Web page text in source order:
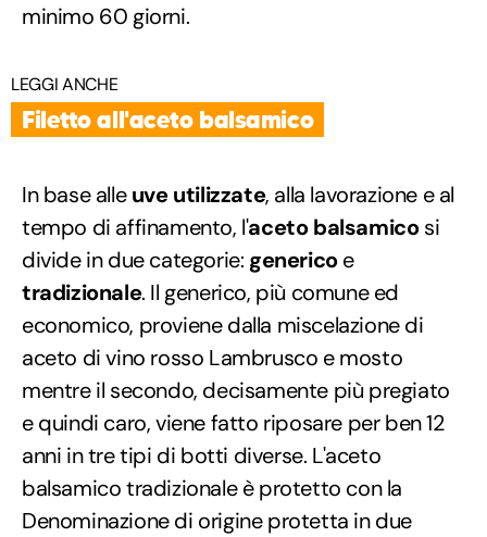
minimo 60 giorni.
LEGGI ANCHE
Filetto all'aceto balsamico
In base alleuve utilizzate, alla lavorazione e al
tempo di affinamento, l'aceto balsamicosi
divide in due categorie: genericoe
tradizionale. Il generico, più comune ed
economico, proviene dalla miscelazione di
aceto di vino rosso Lambrusco e mosto
mentre il secondo, decisamente più pregiato
e quindi caro, viene fatto riposare per ben 12
anni in tre tipi di botti diverse. L'aceto
balsamico tradizionale è protetto con la
Denominazione di origine protetta in due